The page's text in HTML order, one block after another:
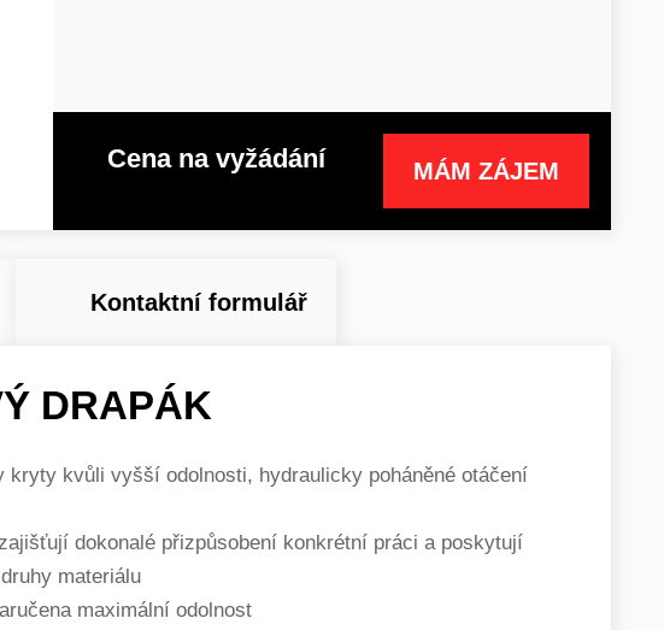
Cena na vyžádání MÁM ZÁJEM
Kontaktní formulář
DRAPÁK
kryty kvůli vyšší odolnosti, hydraulicky poháněné otáčení
dokonalé přizpůsobení konkrétní práci a poskytují
materiálu
maximální odolnost